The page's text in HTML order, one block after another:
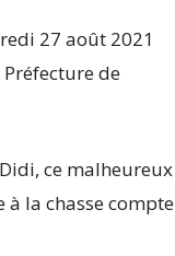
27 août 2021
de
ce malheureux
la chasse compte